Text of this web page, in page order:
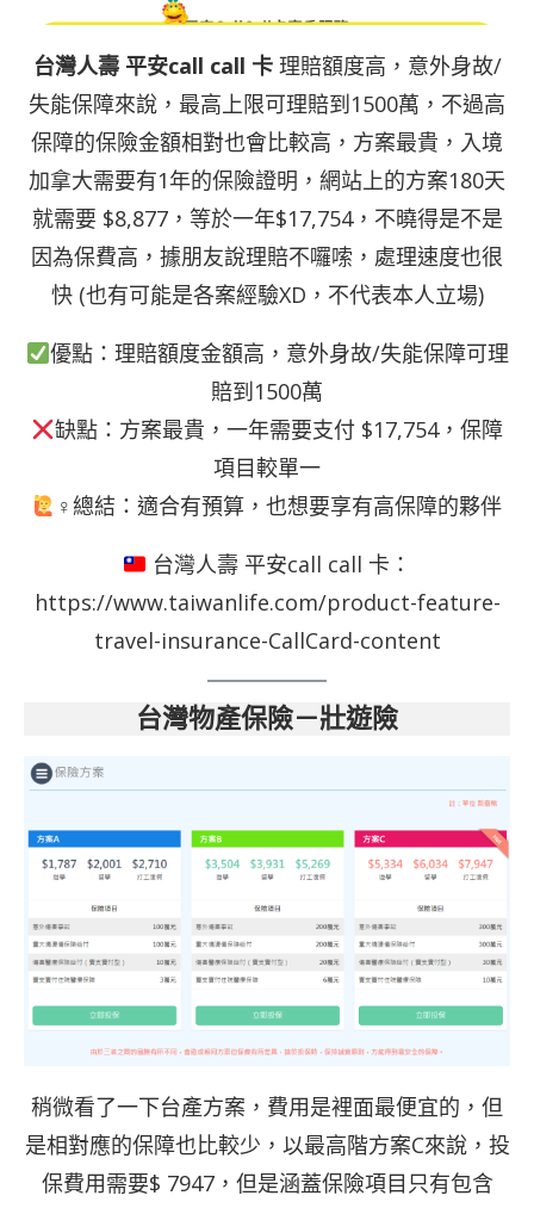
台灣人壽 平安call call 卡理賠額度高，意外身故/
失能保障來說，最高上限可理賠到1500萬，不過高
保障的保險金額相對也會比較高，方案最貴，入境
加拿大需要有1年的保險證明，網站上的方案180天
就需要 $8,877，等於一年$17,754，不曉得是不是
因為保費高，據朋友說理賠不囉嗦，處理速度也很
快 (也有可能是各案經驗XD，不代表本人立場)
優點：理賠額度金額高，意外身故/失能保障可理
賠到1500萬
缺點：方案最貴，一年需要支付 $17,754，保障
項目較單一
‍♀總結：適合有預算，也想要享有高保障的夥伴
台灣人壽 平安call call 卡 ：
https://www.taiwanlife.com/product-feature-
travel-insurance-CallCard-content
台灣物產保險－壯遊險
稍微看了一下台產方案，費用是裡面最便宜的，但
是相對應的保障也比較少，以最高階方案C來說，投
保費用需要$ 7947，但是涵蓋保險項目只有包含